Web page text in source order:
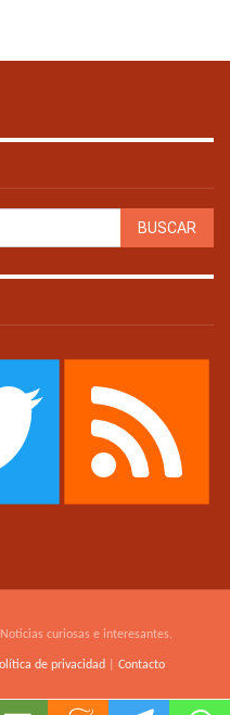
curiosas e interesantes.
de privacidad Contacto